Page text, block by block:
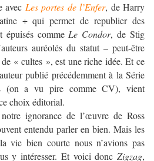
avec Les portes de l’Enfer, de Harry
+ qui permet de republier des
épuisés comme Le Condor, de Stig
auréolés du statut – peut-être
« cultes », est une riche idée. Et ce
publié précédemment à la Série
(on a vu pire comme CV), vient
choix éditorial.
ignorance de l’œuvre de Ross
entendu parler en bien. Mais les
vie bien courte nous n’avions pas
y intéresser. Et voici donc Zigzag,